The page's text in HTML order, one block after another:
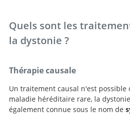
Quels sont les
la dystonie ?
Thérapie causale
Un traitement causal n'est possible
maladie héréditaire rare, la
également connue sous le nom de